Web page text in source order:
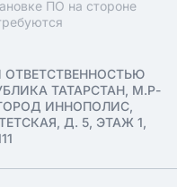
ПО на стороне
ТАТАРСТАН, М.Р-
ИННОПОЛИС,
Д. 5, ЭТАЖ 1,